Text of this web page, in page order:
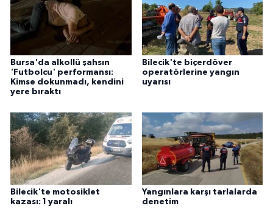
Bursa'da alkollü şahsın
'Futbolcu' performansı:
Kimse dokunmadı, kendini
yere bıraktı
Bilecik'te biçerdöver
operatörlerine yangın
uyarısı
Bilecik'te motosiklet
kazası: 1 yaralı
Yangınlara karşı tarlalarda
denetim